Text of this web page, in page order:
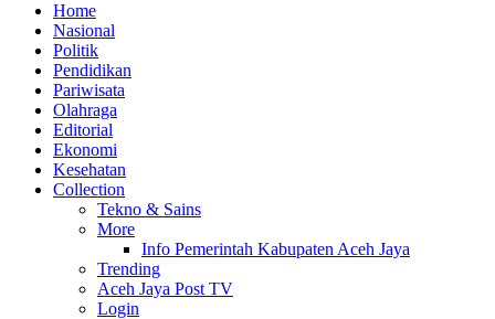
Home
Nasional
Politik
Pendidikan
Pariwisata
Olahraga
Editorial
Ekonomi
Kesehatan
Collection
Tekno & Sains
More
Info Pemerintah Kabupaten Aceh Jaya
Trending
Aceh Jaya Post TV
Login